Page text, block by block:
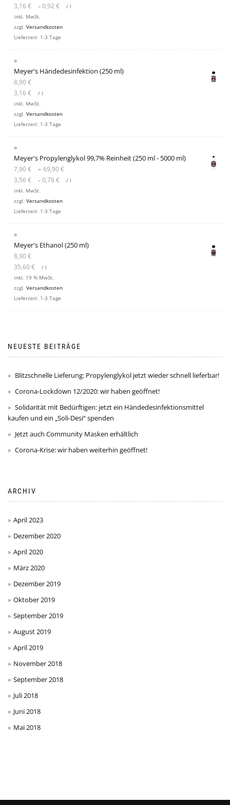
3,16€ – 0,92 € / l
inkl. MwSt.
zzgl. Versandkosten
Lieferzeit: 1-3 Tage
Meyer's Händedesinfektion (250 ml)
8,90€
3,16€ / l
inkl. MwSt.
zzgl. Versandkosten
Lieferzeit: 1-3 Tage
Meyer's Propylenglykol 99,7% Reinheit (250 ml - 5000 ml)
7,90€ – 69,90€
3,56€ – 0,76€ / l
inkl. MwSt.
zzgl. Versandkosten
Lieferzeit: 1-3 Tage
Meyer's Ethanol (250 ml)
8,90€
35,60€ / l
inkl. 19 % MwSt.
zzgl. Versandkosten
Lieferzeit: 1-3 Tage
NEUESTE BEITRÄGE
Blitzschnelle Lieferung: Propylenglykol jetzt wieder schnell lieferbar!
Corona-Lockdown 12/2020: wir haben geöffnet!
Solidarität mit Bedürftigen: jetzt ein Händedesinfektionsmittel
kaufen und ein „Soli-Desi“ spenden
Jetzt auch Community Masken erhältlich
Corona-Krise: wir haben weiterhin geöffnet!
ARCHIV
April 2023
Dezember 2020
April 2020
März 2020
Dezember 2019
Oktober 2019
September 2019
August 2019
April 2019
November 2018
September 2018
Juli 2018
Juni 2018
Mai 2018